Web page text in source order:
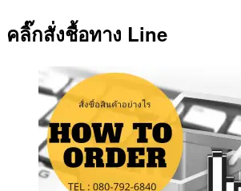
คลิ๊กสั่งชื้อทาง Line